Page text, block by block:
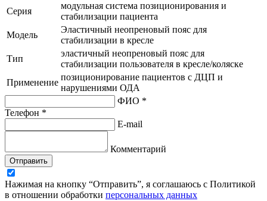
Серия
модульная система позиционирования и
стабилизации пациента
Модель
Эластичный неопреновый пояс для
стабилизации в кресле
Тип
эластичный неопреновый пояс для
стабилизации пользователя в кресле/коляске
Применение
позиционирование пациентов с ДЦП и
нарушениями ОДА
ФИО *
Телефон *
E-mail
Комментарий
Отправить
Нажимая на кнопку “Отправить”, я соглашаюсь с Политикой
в отношении обработки персональных данных